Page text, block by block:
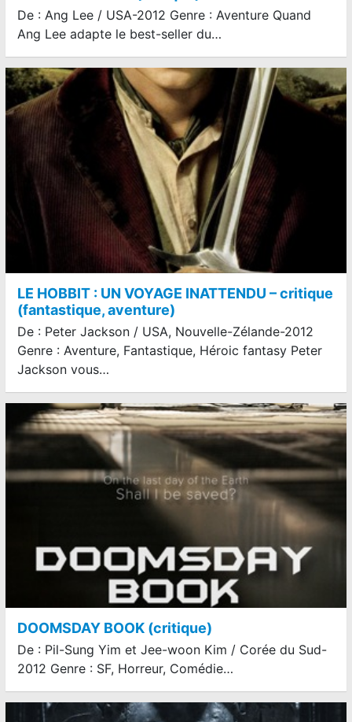
De : Ang Lee / USA-2012 Genre : Aventure Quand
Ang Lee adapte le best-seller du…
LE HOBBIT : UN VOYAGE INATTENDU – critique
(fantastique, aventure)
De : Peter Jackson / USA, Nouvelle-Zélande-2012
Genre : Aventure, Fantastique, Héroic fantasy Peter
Jackson vous…
DOOMSDAY BOOK (critique)
De : Pil-Sung Yim et Jee-woon Kim / Corée du Sud-
2012 Genre : SF, Horreur, Comédie…